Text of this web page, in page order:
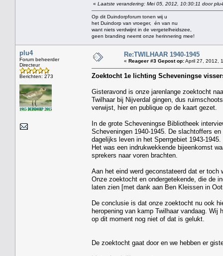
« Laatste verandering: Mei 05, 2012, 10:30:11 door
Op dit Duindorpforum tonen wij u
het Duindorp van vroeger, én van nu
want niets verdwijnt in de vergetelheidszee,
geen branding neemt onze herinnering mee!
plu4
Forum beheerder
Directeur
Berichten: 273
Re:TWILHAAR 1940-1945
« Reageer #3 Gepost op:April 27, 2012,
Zoektocht 1e lichting Scheveningse
Gisteravond is onze jarenlange zoektocht
Twilhaar bij Nijverdal gingen, dus
verwijst, hier en publique op de kaart gezet.
In de grote Scheveningse Bibliotheek
Scheveningen 1940-1945. De slachtoffers
dagelijks leven in het Sperrgebiet 1943-
Het was een indrukwekkende bijeenkomst
sprekers naar voren brachten.
Aan het eind werd geconstateerd dat er toch
Onze zoektocht en ondergetekende, die de
laten zien [met dank aan Ben Kleissen in
De conclusie is dat onze zoektocht nu ook
heropening van kamp Twilhaar vandaag. Wij
op dit moment nog niet of dat is gelukt.
De zoektocht gaat door en we hebben er